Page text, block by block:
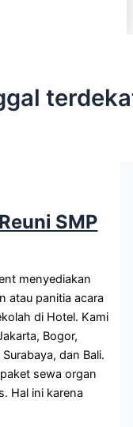
SMP
menyediakan
atau panitia acara
di Hotel. Kami
Bogor,
dan Bali.
sewa organ
Hal ini karena